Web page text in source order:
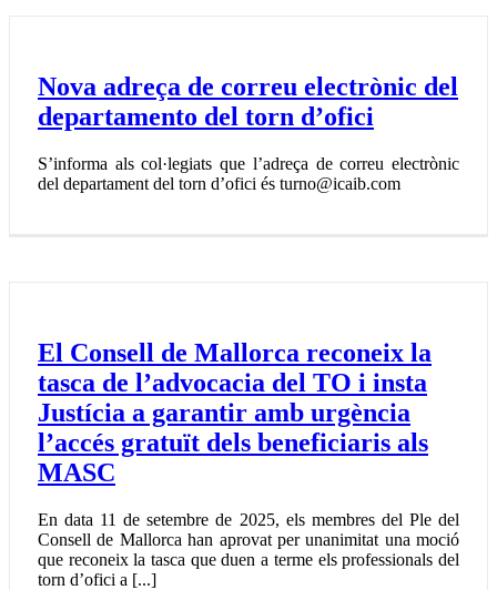
Nova adreça de correu electrònic del
departamento del torn d’ofici
S’informa als col·legiats que l’adreça de correu electrònic
del departament del torn d’ofici és turno@icaib.com
El Consell de Mallorca reconeix la
tasca de l’advocacia del TO i insta
Justícia a garantir amb urgència
l’accés gratuït dels beneficiaris als
MASC
En data 11 de setembre de 2025, els membres del Ple del
Consell de Mallorca han aprovat per unanimitat una moció
que reconeix la tasca que duen a terme els professionals del
torn d’ofici a [...]